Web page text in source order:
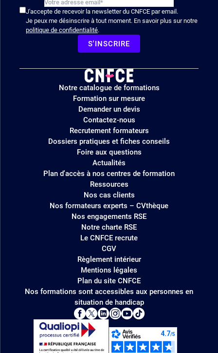
J'accepte de recevoir la newsletter du CNFCE par email.
Je peux me désinscrire à tout moment. En savoir plus sur notre
politique de confidentialité.
S'INSCRIRE
Logo
site
Notre catalogue de formations
Formation sur mesure
Demander un devis
Contactez-nous
Recrutement formateurs
Dossiers pratiques et fiches conseils
Foire aux questions
Actualités
Plan d'accès à nos centres de formation
Ressources
Nos cas clients
Nos formateurs experts – CVthèque
Nos engagements RSE
Notre charte RSE
Le CNFCE recrute
CGV
Règlement intérieur
Mentions légales
Plan du site CNFCE
Nos formations sont accessibles aux personnes en
situation de handicap